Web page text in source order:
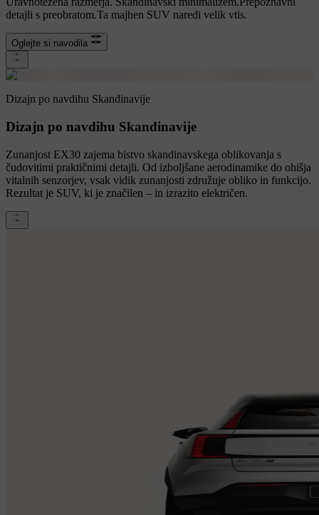
detajli s preobratom.Ta majhen SUV naredi velik vtis.
Oglejte si navodila
Dizajn po navdihu Skandinavije
Dizajn po navdihu Skandinavije
Zunanjost EX30 zajema bistvo skandinavskega oblikovanja s
čudovitimi praktičnimi detajli. Od izboljšane aerodinamike do ohišja
vitalnih senzorjev, vsak vidik zunanjosti združuje obliko in funkcijo.
Rezultat je SUV, ki je značilen – in izrazito električen.